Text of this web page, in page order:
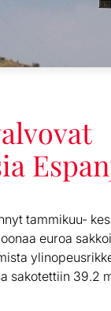
tammikuu-
euroa
sakotettiin 39.2